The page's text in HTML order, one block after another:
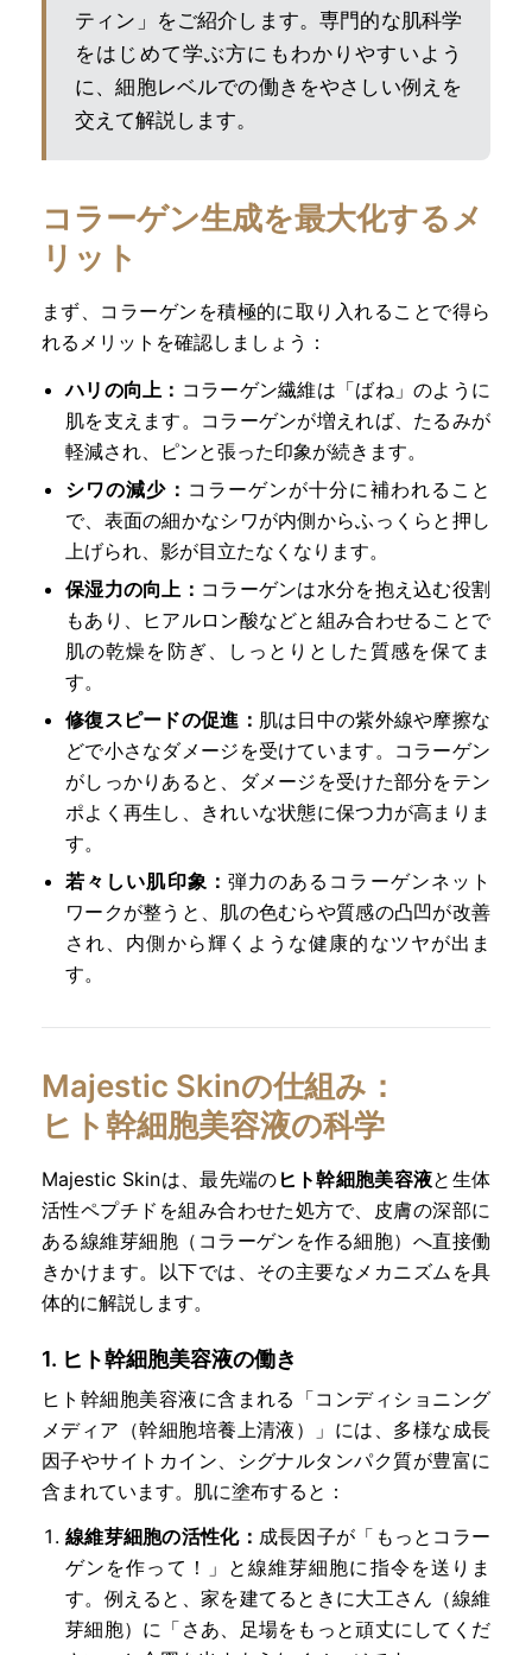
ティン」をご紹介します。専門的な肌科学
をはじめて学ぶ方にもわかりやすいよう
に、細胞レベルでの働きをやさしい例えを
交えて解説します。
コラーゲン生成を最大化するメ
リット
まず、コラーゲンを積極的に取り入れることで得ら
れるメリットを確認しましょう：
ハリの向上： コラーゲン繊維は「ばね」のように
肌を支えます。コラーゲンが増えれば、たるみが
軽減され、ピンと張った印象が続きます。
シワの減少： コラーゲンが十分に補われること
で、表面の細かなシワが内側からふっくらと押し
上げられ、影が目立たなくなります。
保湿力の向上： コラーゲンは水分を抱え込む役割
もあり、ヒアルロン酸などと組み合わせることで
肌の乾燥を防ぎ、しっとりとした質感を保てま
す。
修復スピードの促進： 肌は日中の紫外線や摩擦な
どで小さなダメージを受けています。コラーゲン
がしっかりあると、ダメージを受けた部分をテン
ポよく再生し、きれいな状態に保つ力が高まりま
す。
若々しい肌印象： 弾力のあるコラーゲンネット
ワークが整うと、肌の色むらや質感の凸凹が改善
され、内側から輝くような健康的なツヤが出ま
す。
Majestic Skinの仕組み：
ヒト幹細胞美容液の科学
Majestic Skinは、最先端の ヒト幹細胞美容液と生体
活性ペプチドを組み合わせた処方で、皮膚の深部に
ある線維芽細胞（コラーゲンを作る細胞）へ直接働
きかけます。以下では、その主要なメカニズムを具
体的に解説します。
1. ヒト幹細胞美容液の働き
ヒト幹細胞美容液に含まれる「コンディショニング
メディア（幹細胞培養上清液）」には、多様な成長
因子やサイトカイン、シグナルタンパク質が豊富に
含まれています。肌に塗布すると：
線維芽細胞の活性化： 成長因子が「もっとコラー
ゲンを作って！」と線維芽細胞に指令を送りま
す。例えると、家を建てるときに大工さん（線維
芽細胞）に「さあ、足場をもっと頑丈にしてくだ